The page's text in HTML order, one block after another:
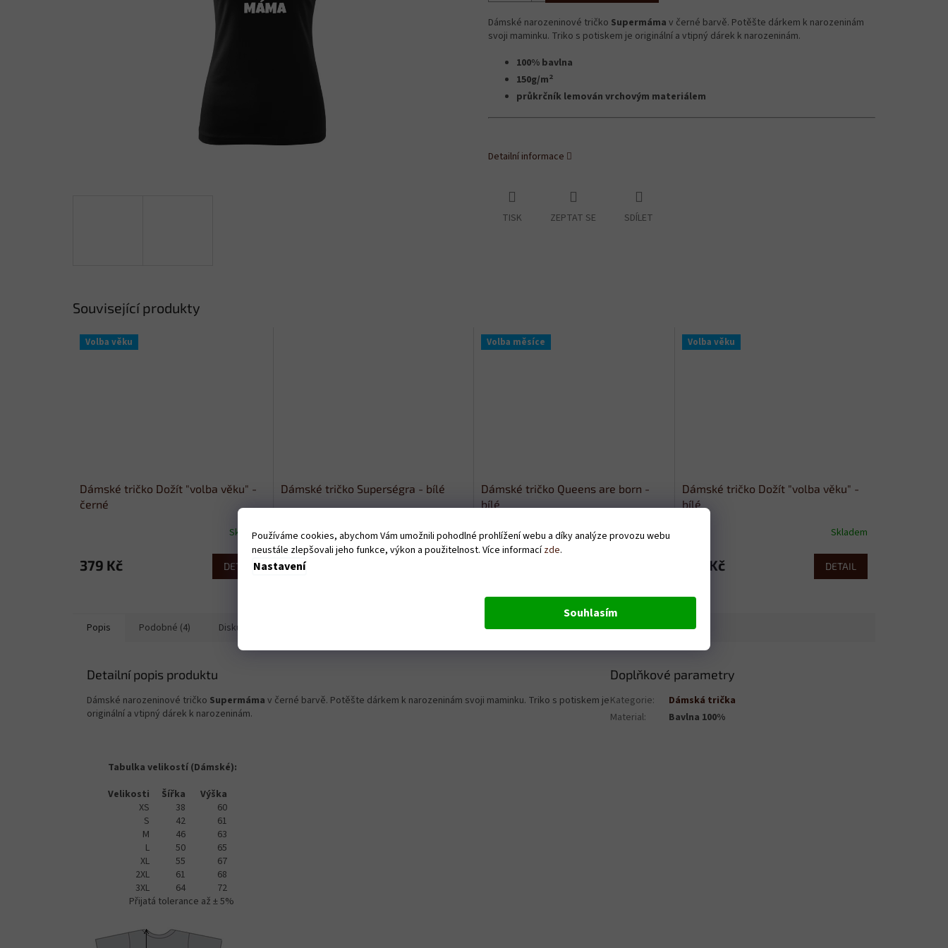
Používáme cookies, abychom Vám umožnili pohodlné prohlížení webu a díky analýze provozu webu
neustále zlepšovali jeho funkce, výkon a použitelnost. Více informacízde.
Nastavení
Souhlasím
Dámské narozeninové tričko Supermáma v černé barvě. Potěšte dárkem k narozeninám
svoji maminku. Triko s potiskem je originální a vtipný dárek k narozeninám.
100% bavlna
150g/m2
průkrčník lemován vrchovým materiálem
Detailní informace
TISK ZEPTAT SE SDÍLET
Související produkty
Volba věku
Dámské tričko Dožít "volba věku" -
černé
Skladem
379 Kč DETAIL
Dámské tričko Superségra - bílé
Skladem
379 Kč
Volba měsíce
Dámské tričko Queens are born -
bílé
Skladem
Volba věku
Dámské tričko Dožít "volba věku" -
bílé
Skladem
379 Kč DETAIL
Popis Podobné (4) Diskuze
Detailní popis produktu
Dámské narozeninové tričko Supermáma v černé barvě. Potěšte dárkem k narozeninám svoji maminku. Triko s potiskem je
originální a vtipný dárek k narozeninám.
Tabulka velikostí (Dámské):
Velikosti
Šířka
Výška
XS
38
60
S
42
61
M
46
63
L
50
65
XL
55
67
2XL
61
68
3XL
64
72
Přijatá tolerance až ± 5%
Doplňkové parametry
Kategorie:
Dámská trička
Material: Bavlna 100%